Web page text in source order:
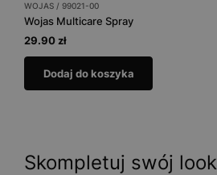
WOJAS / 99021-00
Wojas Multicare Spray
29.90 zł
Dodaj do koszyka
Skompletuj swój look